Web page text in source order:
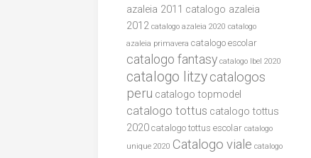
azaleia 2011 catalogo azaleia
2012 catalogo azaleia 2020 catalogo
azaleia primavera catalogo escolar
catalogo fantasy catalogo lbel 2020
catalogo litzycatalogos
peru catalogo topmodel
catalogo tottus catalogo tottus
2020 catalogo tottus escolar catalogo
unique 2020 Catalogo viale catalogo